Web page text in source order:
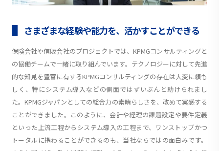
さまざまな経験や能力を、活かすことができる
保険会社や信販会社のプロジェクトでは、KPMGコンサルティングと
の協働チームで一緒に取り組んでいます。テクノロジーに対して先進
的な知見を豊富に有するKPMGコンサルティングの存在は大変に頼も
しく、特にシステム導入などの側面ではずいぶんと助けられまし
た。KPMGジャパンとしての総合力の素晴らしさを、改めて実感する
ことができました。このように、会計や経理の課題設定や要件定義
といった上流工程からシステム導入の工程まで、ワンストップかつ
トータルに携わることができるのも、当社ならではの面白みです。